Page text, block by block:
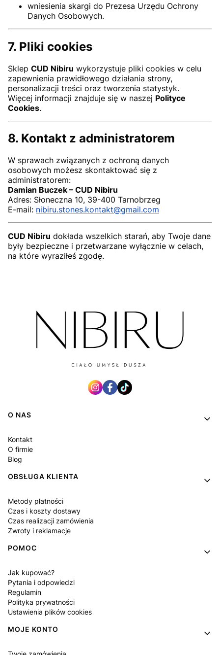
wniesienia skargi do Prezesa Urzędu Ochrony
Danych Osobowych.
7. Pliki cookies
Sklep CUD Nibiru wykorzystuje pliki cookies w celu
zapewnienia prawidłowego działania strony,
personalizacji treści oraz tworzenia statystyk.
Więcej informacji znajduje się w naszej Polityce
Cookies.
8. Kontakt z administratorem
W sprawach związanych z ochroną danych
osobowych możesz skontaktować się z
administratorem:
Damian Buczek – CUD Nibiru
Adres: Słoneczna 10, 39-400 Tarnobrzeg
E-mail: nibiru.stones.kontakt@gmail.com
CUD Nibiru dokłada wszelkich starań, aby Twoje dane
były bezpieczne i przetwarzane wyłącznie w celach,
na które wyraziłeś zgodę.
Linki w stopce
O NAS
Kontakt
O firmie
Blog
OBSŁUGA KLIENTA
Metody płatności
Czas i koszty dostawy
Czas realizacji zamówienia
Zwroty i reklamacje
POMOC
Jak kupować?
Pytania i odpowiedzi
Regulamin
Polityka prywatności
Ustawienia plików cookies
MOJE KONTO